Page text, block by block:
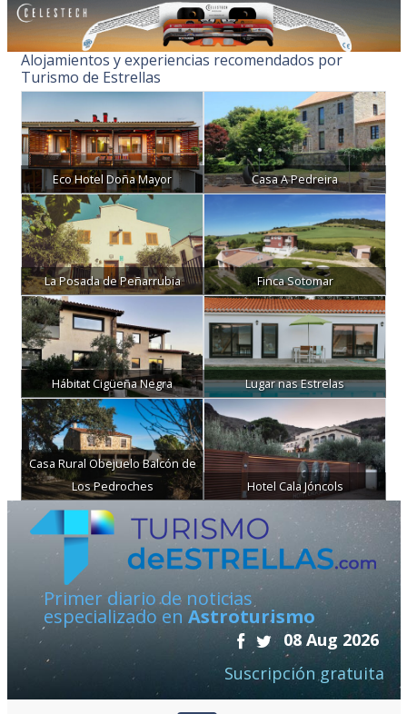
Alojamientos y experiencias recomendados por
Turismo de Estrellas
Eco Hotel Doña Mayor Casa A Pedreira
La Posada de Peñarrubia Finca Sotomar
Hábitat Cigüeña Negra Lugar nas Estrelas
Casa Rural Obejuelo Balcón de
Los Pedroches
Hotel Cala Jóncols
Primer diario de noticias
especializado en Astroturismo
08 Aug 2026
Suscripción gratuita